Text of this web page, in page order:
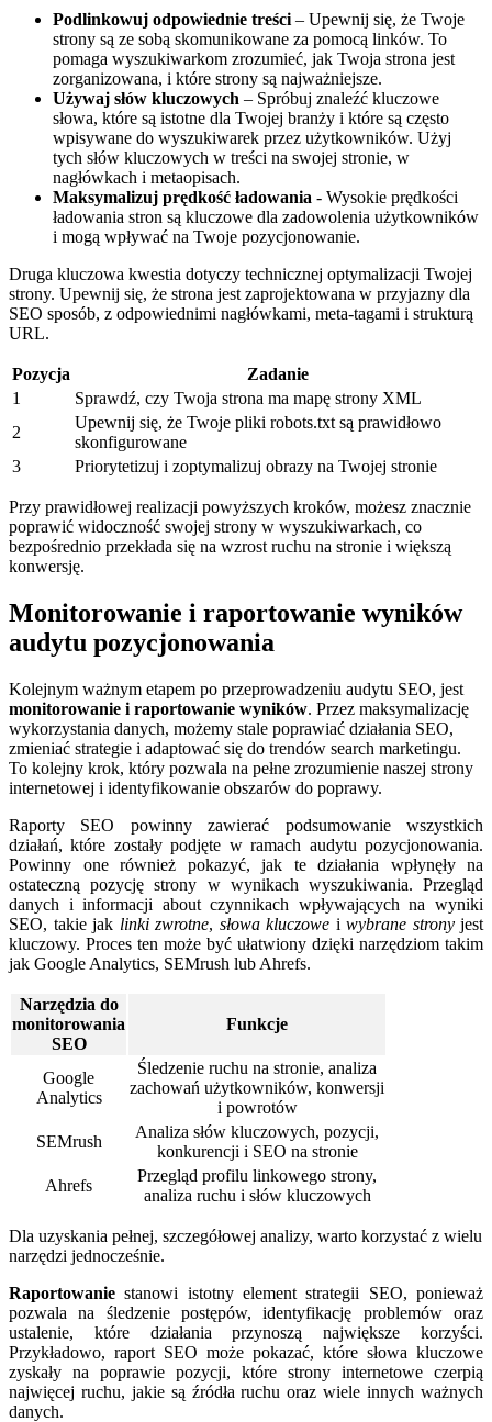
Podlinkowuj ‍odpowiednie treści – Upewnij się, że Twoje
strony są ze sobą skomunikowane za ⁣pomocą linków. To
pomaga wyszukiwarkom zrozumieć, jak Twoja strona​ jest
zorganizowana, i które strony ⁤są najważniejsze.
Używaj słów kluczowych – Spróbuj znaleźć kluczowe
słowa, które są istotne dla Twojej branży i ‌które są ⁤często
wpisywane do wyszukiwarek przez ⁢użytkowników. Użyj
tych słów kluczowych w treści na⁣ swojej stronie,⁤ w
nagłówkach ⁣i metaopisach.
Maksymalizuj prędkość ładowania -⁣ Wysokie prędkości
ładowania stron są kluczowe dla zadowolenia użytkowników
i mogą wpływać na Twoje pozycjonowanie.
Druga ‌kluczowa kwestia dotyczy technicznej optymalizacji Twojej
strony. Upewnij się, że strona jest zaprojektowana w przyjazny dla
SEO sposób, z​ odpowiednimi ⁣nagłówkami, meta-tagami i strukturą
URL.
Pozycja
Zadanie
1
Sprawdź,⁣ czy Twoja strona ma mapę strony XML
2
Upewnij się, ⁢że Twoje​ pliki robots.txt są prawidłowo
skonfigurowane
3
Priorytetizuj i zoptymalizuj obrazy na Twojej stronie
Przy prawidłowej realizacji powyższych ⁣kroków, możesz znacznie​
poprawić widoczność swojej ⁣strony w wyszukiwarkach, co
⁢bezpośrednio przekłada się na wzrost ruchu na stronie i większą
konwersję.
Monitorowanie i raportowanie wyników
audytu pozycjonowania
Kolejnym ważnym etapem po przeprowadzeniu audytu SEO, jest
monitorowanie i raportowanie wyników. Przez maksymalizację
wykorzystania danych, możemy stale poprawiać działania SEO,
zmieniać strategie i adaptować się do trendów search⁢ marketingu.​
To kolejny krok, który pozwala na pełne zrozumienie naszej strony
internetowej i identyfikowanie⁢ obszarów do poprawy.
Raporty ‌SEO powinny zawierać podsumowanie wszystkich
działań, które ‍zostały podjęte w ramach audytu⁣ pozycjonowania.
Powinny one również pokazyć, jak​ te działania⁣ wpłynęły ‌na
ostateczną pozycję strony w wynikach ⁢wyszukiwania. Przegląd
danych i informacji about czynnikach wpływających na wyniki
SEO, takie jak linki zwrotne, słowa kluczowe ‍i wybrane stronyjest
kluczowy. Proces ten może być⁤ ułatwiony dzięki⁣ narzędziom takim
jak Google Analytics, SEMrush ‌lub Ahrefs.
Narzędzia do
monitorowania
SEO
Funkcje
Google
Analytics
Śledzenie ruchu na stronie, analiza‍
zachowań ⁢użytkowników, konwersji
i powrotów
SEMrush
Analiza słów kluczowych, pozycji,
konkurencji i⁢ SEO na stronie
Ahrefs
Przegląd⁣ profilu linkowego strony,
analiza ruchu i słów kluczowych
Dla​ uzyskania pełnej, szczegółowej​ analizy, ⁤warto korzystać z wielu
narzędzi jednocześnie.
Raportowanie stanowi istotny element strategii SEO, ponieważ
pozwala na śledzenie postępów, identyfikację problemów oraz
ustalenie, które działania przynoszą największe korzyści.
Przykładowo, raport SEO może pokazać, które słowa kluczowe
zyskały na poprawie pozycji, które strony⁢ internetowe czerpią
najwięcej ⁤ruchu, jakie⁤ są źródła ruchu oraz‍ wiele innych ważnych
danych.